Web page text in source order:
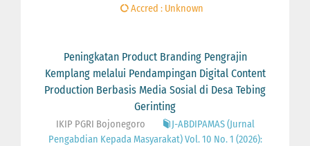
Accred : Unknown
Peningkatan Product Branding Pengrajin
Kemplang melalui Pendampingan Digital Content
Production Berbasis Media Sosial di Desa Tebing
Gerinting
IKIP PGRI Bojonegoro
J-ABDIPAMAS (Jurnal
Pengabdian Kepada Masyarakat) Vol. 10 No. 1 (2026):